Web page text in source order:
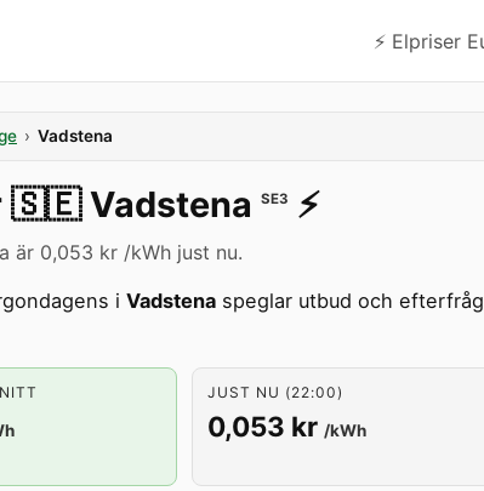
⚡️ Elpriser
› Vadstena
🇸🇪 Vadstena SE3 ⚡️
är 0,053 kr /kWh just nu.
i Vadstena speglar utbud och
JUST NU (22:00)
0,053 kr /kWh